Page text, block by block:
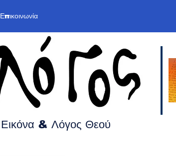
Επικοινωνία
Εικόνα & Λόγος Θεού